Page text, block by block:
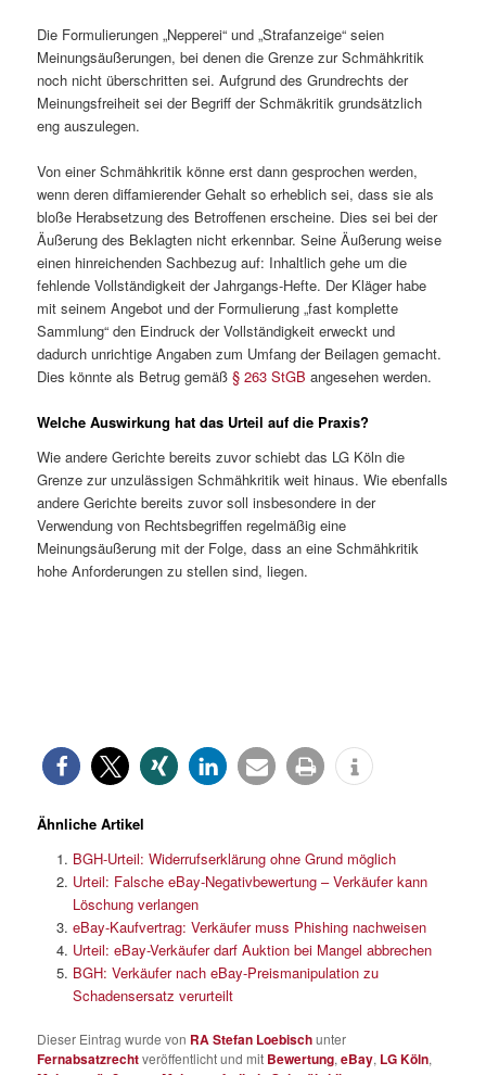
Die Formulierungen „Nepperei“ und „Strafanzeige“ seien
Meinungsäußerungen, bei denen die Grenze zur Schmähkritik
noch nicht überschritten sei. Aufgrund des Grundrechts der
Meinungsfreiheit sei der Begriff der Schmäkritik grundsätzlich
eng auszulegen.
Von einer Schmähkritik könne erst dann gesprochen werden,
wenn deren diffamierender Gehalt so erheblich sei, dass sie als
bloße Herabsetzung des Betroffenen erscheine. Dies sei bei der
Äußerung des Beklagten nicht erkennbar. Seine Äußerung weise
einen hinreichenden Sachbezug auf: Inhaltlich gehe um die
fehlende Vollständigkeit der Jahrgangs-Hefte. Der Kläger habe
mit seinem Angebot und der Formulierung „fast komplette
Sammlung“ den Eindruck der Vollständigkeit erweckt und
dadurch unrichtige Angaben zum Umfang der Beilagen gemacht.
Dies könnte als Betrug gemäß§ 263 StGB angesehen werden.
Welche Auswirkung hat das Urteil auf die Praxis?
Wie andere Gerichte bereits zuvor schiebt das LG Köln die
Grenze zur unzulässigen Schmähkritik weit hinaus. Wie ebenfalls
andere Gerichte bereits zuvor soll insbesondere in der
Verwendung von Rechtsbegriffen regelmäßig eine
Meinungsäußerung mit der Folge, dass an eine Schmähkritik
hohe Anforderungen zu stellen sind, liegen.
Ähnliche Artikel
BGH-Urteil: Widerrufserklärung ohne Grund möglich
Urteil: Falsche eBay-Negativbewertung – Verkäufer kann
Löschung verlangen
eBay-Kaufvertrag: Verkäufer muss Phishing nachweisen
Urteil: eBay-Verkäufer darf Auktion bei Mangel abbrechen
BGH: Verkäufer nach eBay-Preismanipulation zu
Schadensersatz verurteilt
Dieser Eintrag wurde von RA Stefan Loebischunter
Fernabsatzrechtveröffentlicht und mit Bewertung,eBay, LG Köln,